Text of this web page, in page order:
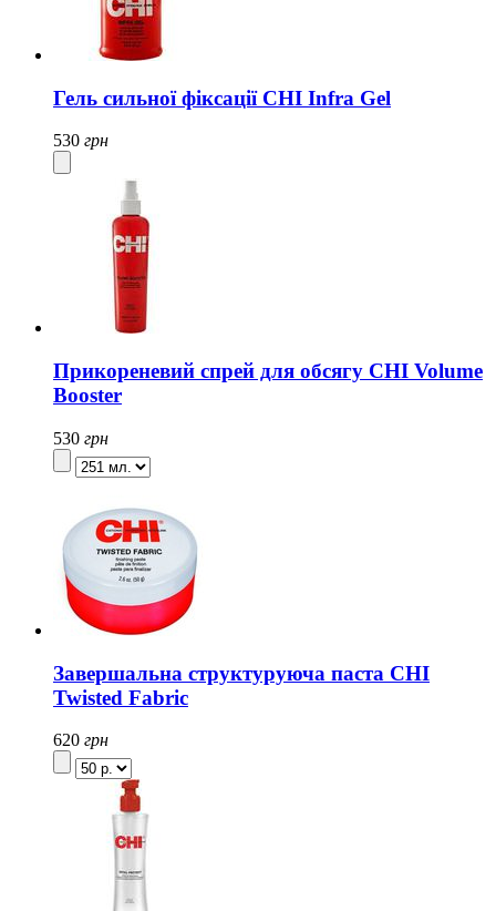
Гель сильної фіксації CHI Infra Gel
530 грн
Прикореневий спрей для обсягу CHI Volume
Booster
530 грн
Завершальна структуруюча паста CHI
Twisted Fabric
620 грн